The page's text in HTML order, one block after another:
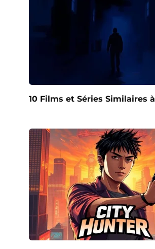
10 Films et Séries Similaires à